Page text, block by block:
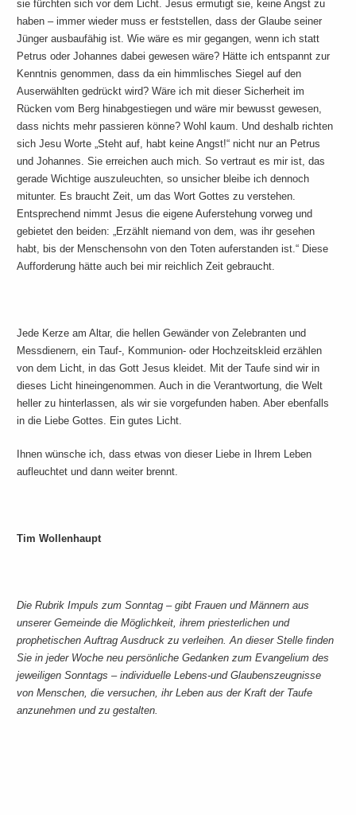
sie fürchten sich vor dem Licht. Jesus ermutigt sie, keine Angst zu
haben – immer wieder muss er feststellen, dass der Glaube seiner
Jünger ausbaufähig ist. Wie wäre es mir gegangen, wenn ich statt
Petrus oder Johannes dabei gewesen wäre? Hätte ich entspannt zur
Kenntnis genommen, dass da ein himmlisches Siegel auf den
Auserwählten gedrückt wird? Wäre ich mit dieser Sicherheit im
Rücken vom Berg hinabgestiegen und wäre mir bewusst gewesen,
dass nichts mehr passieren könne? Wohl kaum. Und deshalb richten
sich Jesu Worte „Steht auf, habt keine Angst!“ nicht nur an Petrus
und Johannes. Sie erreichen auch mich. So vertraut es mir ist, das
gerade Wichtige auszuleuchten, so unsicher bleibe ich dennoch
mitunter. Es braucht Zeit, um das Wort Gottes zu verstehen.
Entsprechend nimmt Jesus die eigene Auferstehung vorweg und
gebietet den beiden: „Erzählt niemand von dem, was ihr gesehen
habt, bis der Menschensohn von den Toten auferstanden ist.“ Diese
Aufforderung hätte auch bei mir reichlich Zeit gebraucht.
Jede Kerze am Altar, die hellen Gewänder von Zelebranten und
Messdienern, ein Tauf-, Kommunion- oder Hochzeitskleid erzählen
von dem Licht, in das Gott Jesus kleidet. Mit der Taufe sind wir in
dieses Licht hineingenommen. Auch in die Verantwortung, die Welt
heller zu hinterlassen, als wir sie vorgefunden haben. Aber ebenfalls
in die Liebe Gottes. Ein gutes Licht.
Ihnen wünsche ich, dass etwas von dieser Liebe in Ihrem Leben
aufleuchtet und dann weiter brennt.
Tim Wollenhaupt
Die Rubrik Impuls zum Sonntag – gibt Frauen und Männern aus
unserer Gemeinde die Möglichkeit, ihrem priesterlichen und
prophetischen Auftrag Ausdruck zu verleihen. An dieser Stelle finden
Sie in jeder Woche neu persönliche Gedanken zum Evangelium des
jeweiligen Sonntags – individuelle Lebens-und Glaubenszeugnisse
von Menschen, die versuchen, ihr Leben aus der Kraft der Taufe
anzunehmen und zu gestalten.